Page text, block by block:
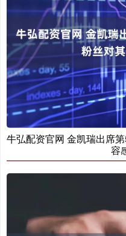
牛弘配资官网 金凯瑞出席
容